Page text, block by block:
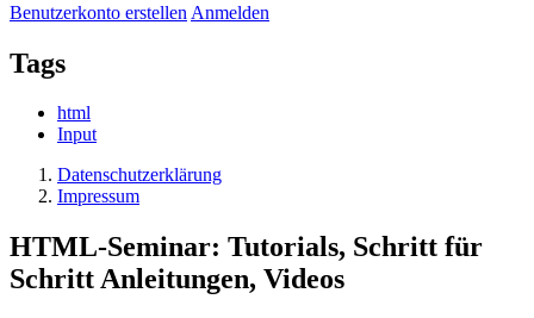
Benutzerkonto erstellen Anmelden
Tags
html
Input
Datenschutzerklärung
Impressum
HTML-Seminar: Tutorials, Schritt für
Schritt Anleitungen, Videos